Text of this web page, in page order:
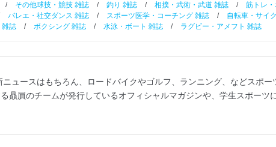
/ その他球技・競技 雑誌 / 釣り 雑誌 / 相撲・武術・武道 雑誌 / 筋トレ
バレエ・社交ダンス 雑誌 / スポーツ医学・コーチング 雑誌 / 自転車・サイ
雑誌 / ボクシング 雑誌 / 水泳・ボート 雑誌 / ラグビー・アメフト 雑誌
ュースはもちろん、ロードバイクやゴルフ、ランニング、などスポ
贔屓のチームが発行しているオフィシャルマガジンや、学生スポーツ